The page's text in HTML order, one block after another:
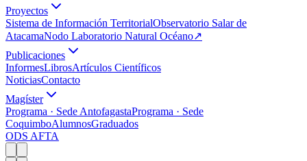
Proyectos
Sistema de Información TerritorialObservatorio Salar de
AtacamaNodo Laboratorio Natural Océano↗
Publicaciones
InformesLibrosArtículos Científicos
NoticiasContacto
Magíster
Programa · Sede AntofagastaPrograma · Sede
CoquimboAlumnosGraduados
ODS AFTA